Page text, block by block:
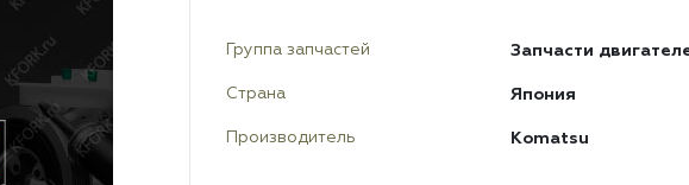
Группа запчастей Запчасти
Страна Япония
Производитель Komatsu